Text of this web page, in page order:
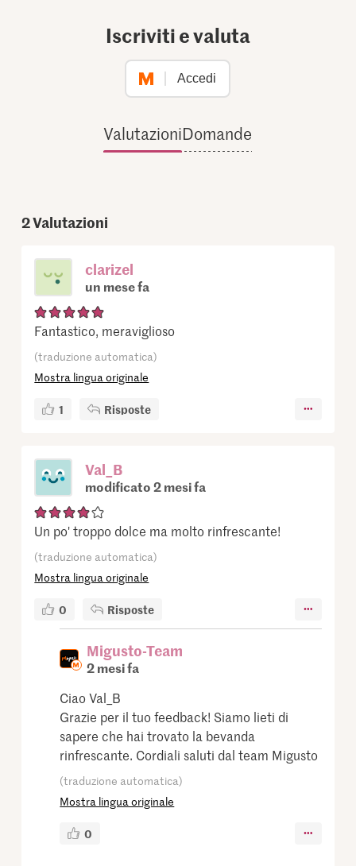
Iscriviti e valuta
Accedi
ValutazioniDomande
2Valutazioni
clarizel
un mese fa
Fantastico, meraviglioso
(traduzione automatica)
Mostra lingua originale
1 Risposte
Val_B
modificato 2 mesi fa
Un po' troppo dolce ma molto rinfrescante!
(traduzione automatica)
Mostra lingua originale
0 Risposte
Migusto-Team
2 mesi fa
Ciao Val_B
Grazie per il tuo feedback! Siamo lieti di
sapere che hai trovato la bevanda
rinfrescante. Cordiali saluti dal team Migusto
(traduzione automatica)
Mostra lingua originale
0